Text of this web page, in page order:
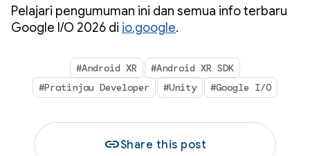
Pelajari pengumuman ini dan semua info terbaru
Google I/O 2026 di io.google.
#Android XR
#Android XR SDK
#Pratinjau Developer
#Unity #Google I/O
linkShare this post